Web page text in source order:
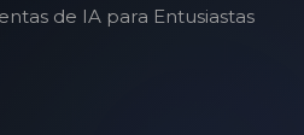
de IA para Entusiastas